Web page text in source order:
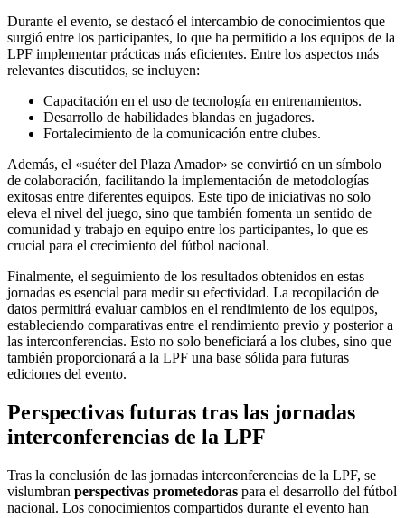
Durante el evento, se destacó el intercambio de conocimientos que
surgió entre los participantes, lo que ha permitido a los equipos de la
LPF implementar prácticas más eficientes. Entre los aspectos más
relevantes discutidos, se incluyen:
Capacitación en el uso de tecnología en entrenamientos.
Desarrollo de habilidades blandas en jugadores.
Fortalecimiento de la comunicación entre clubes.
Además, el «suéter del Plaza Amador» se convirtió en un símbolo
de colaboración, facilitando la implementación de metodologías
exitosas entre diferentes equipos. Este tipo de iniciativas no solo
eleva el nivel del juego, sino que también fomenta un sentido de
comunidad y trabajo en equipo entre los participantes, lo que es
crucial para el crecimiento del fútbol nacional.
Finalmente, el seguimiento de los resultados obtenidos en estas
jornadas es esencial para medir su efectividad. La recopilación de
datos permitirá evaluar cambios en el rendimiento de los equipos,
estableciendo comparativas entre el rendimiento previo y posterior a
las interconferencias. Esto no solo beneficiará a los clubes, sino que
también proporcionará a la LPF una base sólida para futuras
ediciones del evento.
Perspectivas futuras tras las jornadas
interconferencias de la LPF
Tras la conclusión de las jornadas interconferencias de la LPF, se
vislumbran perspectivas prometedoras para el desarrollo del fútbol
nacional. Los conocimientos compartidos durante el evento han